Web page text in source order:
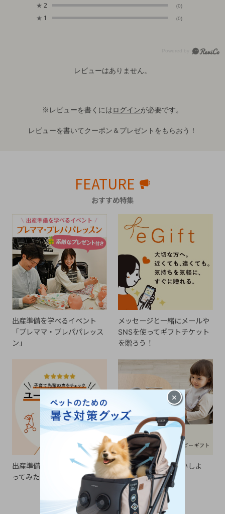
★ 2 (0)
★ 1 (0)
レビューはありません。
※レビューを書くにはログインが必要です。
レビューを書いてクーポン＆プレゼントをもらおう！
FEATURE
おすすめ特集
出産準備を学べるイベント
「プレママ・プレパパレッス
ン」
メッセージと一緒にメールや
SNSを使ってギフトチケット
を贈ろう！
出産準備の参考に。実際に使
ってみた感想をチェック！
ギフトを贈ってお祝いしよ
う！
×